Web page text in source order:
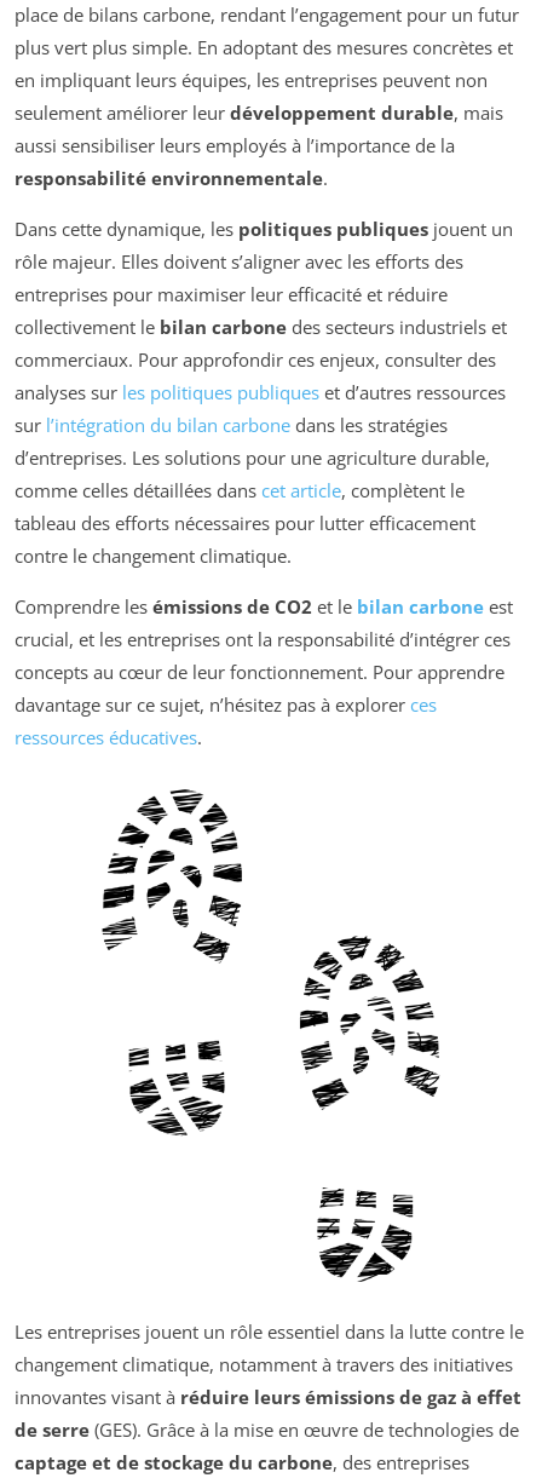
place de bilans carbone, rendant l’engagement pour un futur
plus vert plus simple. En adoptant des mesures concrètes et
en impliquant leurs équipes, les entreprises peuvent non
seulement améliorer leur développement durable, mais
aussi sensibiliser leurs employés à l’importance de la
responsabilité environnementale.
Dans cette dynamique, les politiques publiques jouent un
rôle majeur. Elles doivent s’aligner avec les efforts des
entreprises pour maximiser leur efficacité et réduire
collectivement le bilan carbone des secteurs industriels et
commerciaux. Pour approfondir ces enjeux, consulter des
analyses sur les politiques publiques et d’autres ressources
sur l’intégration du bilan carbone dans les stratégies
d’entreprises. Les solutions pour une agriculture durable,
comme celles détaillées dans cet article, complètent le
tableau des efforts nécessaires pour lutter efficacement
contre le changement climatique.
Comprendre les émissions de CO2 et le bilan carbone est
crucial, et les entreprises ont la responsabilité d’intégrer ces
concepts au cœur de leur fonctionnement. Pour apprendre
davantage sur ce sujet, n’hésitez pas à explorer ces
ressources éducatives.
Les entreprises jouent un rôle essentiel dans la lutte contre le
changement climatique, notamment à travers des initiatives
innovantes visant à réduire leurs émissions de gaz à effet
de serre (GES). Grâce à la mise en œuvre de technologies de
captage et de stockage du carbone, des entreprises